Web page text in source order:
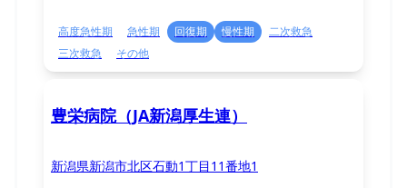
高度急性期 急性期 回復期 慢性期
二次救急
三次救急
その他
豊栄病院（JA新潟厚生連）
新潟県新潟市北区石動1丁目11番地1